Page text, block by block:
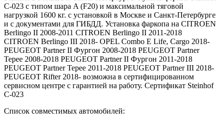
C-023 с типом шара A (F20) и максимальной тяговой
нагрузкой 1600 кг. с установкой в Москве и Санкт-Петербурге
и с документами для ГИБДД. Установка фаркопа на CITROEN
Berlingo II 2008-2011 CITROEN Berlingo II 2011-2018
CITROEN Berlingo III 2018- OPEL Combo E Life, Cargo 2018-
PEUGEOT Partner II Фургон 2008-2018 PEUGEOT Partner
Tepee 2008-2018 PEUGEOT Partner II Фургон 2011-2018
PEUGEOT Partner Tepee 2011-2018 PEUGEOT Partner III 2018-
PEUGEOT Rifter 2018- возможна в сертифицированном
сервисном центре с гарантией на работу. Сертификат Steinhof
C-023
Список совместимых автомобилей: